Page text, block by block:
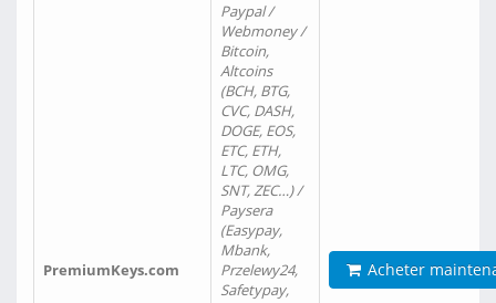
PremiumKeys.com
Paypal /
Webmoney /
Bitcoin,
Altcoins
(BCH, BTG,
CVC, DASH,
DOGE, EOS,
ETC, ETH,
LTC, OMG,
SNT, ZEC…) /
Paysera
(Easypay,
Mbank,
Przelewy24,
Safetypay,
Acheter